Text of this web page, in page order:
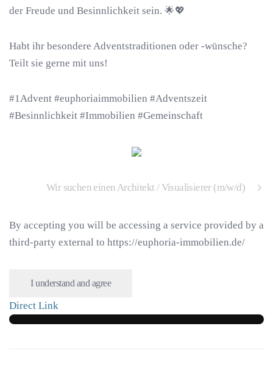
der Freude und Besinnlichkeit sein. 🌟💖
Habt ihr besondere Adventstraditionen oder -wünsche?
Teilt sie gerne mit uns!
#1Advent #euphoriaimmobilien #Adventszeit
#Besinnlichkeit #Immobilien #Gemeinschaft
Wir suchen einen Architekt / Visualisierer (m/w/d)
By accepting you will be accessing a service provided by a
third-party external to https://euphoria-immobilien.de/
I understand and agree
Direct Link